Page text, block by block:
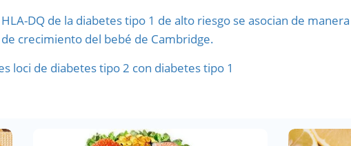
DQ de la diabetes tipo 1 de alto riesgo se asocian de
crecimiento del bebé de Cambridge.
loci de diabetes tipo 2 con diabetes tipo 1